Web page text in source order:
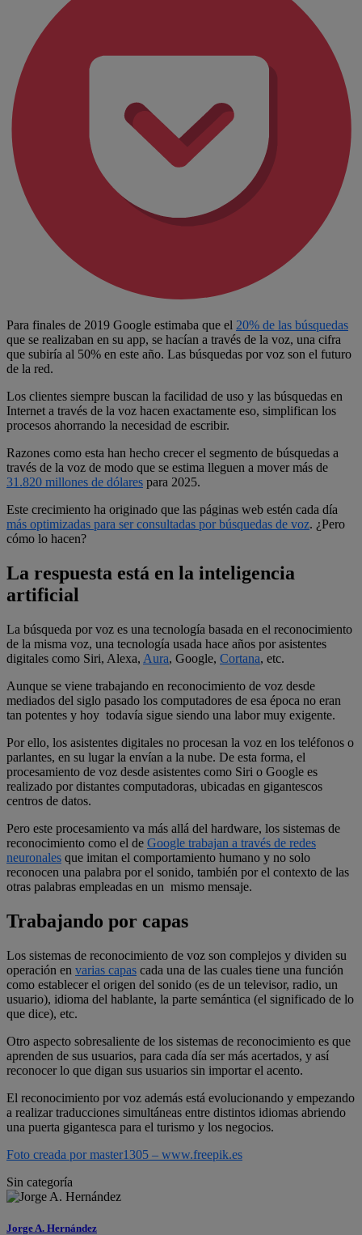
Para finales de 2019 Google estimaba que el 20% de las búsquedas
que se realizaban en su app, se hacían a través de la voz, una cifra
que subiría al 50% en este año. Las búsquedas por voz son el futuro
de la red.
Los clientes siempre buscan la facilidad de uso y las búsquedas en
Internet a través de la voz hacen exactamente eso, simplifican los
procesos ahorrando la necesidad de escribir.
Razones como esta han hecho crecer el segmento de búsquedas a
través de la voz de modo que se estima lleguen a mover más de
31.820 millones de dólares para 2025.
Este crecimiento ha originado que las páginas web estén cada día
más optimizadas para ser consultadas por búsquedas de voz. ¿Pero
cómo lo hacen?
La respuesta está en la inteligencia
artificial
La búsqueda por voz es una tecnología basada en el reconocimiento
de la misma voz, una tecnología usada hace años por asistentes
digitales como Siri, Alexa, Aura, Google, Cortana, etc.
Aunque se viene trabajando en reconocimiento de voz desde
mediados del siglo pasado los computadores de esa época no eran
tan potentes y hoy todavía sigue siendo una labor muy exigente.
Por ello, los asistentes digitales no procesan la voz en los teléfonos o
parlantes, en su lugar la envían a la nube. De esta forma, el
procesamiento de voz desde asistentes como Siri o Google es
realizado por distantes computadoras, ubicadas en gigantescos
centros de datos.
Pero este procesamiento va más allá del hardware, los sistemas de
reconocimiento como el de Google trabajan a través de redes
neuronales que imitan el comportamiento humano y no solo
reconocen una palabra por el sonido, también por el contexto de las
otras palabras empleadas en un mismo mensaje.
Trabajando por capas
Los sistemas de reconocimiento de voz son complejos y dividen su
operación en varias capas cada una de las cuales tiene una función
como establecer el origen del sonido (es de un televisor, radio, un
usuario), idioma del hablante, la parte semántica (el significado de lo
que dice), etc.
Otro aspecto sobresaliente de los sistemas de reconocimiento es que
aprenden de sus usuarios, para cada día ser más acertados, y así
reconocer lo que digan sus usuarios sin importar el acento.
El reconocimiento por voz además está evolucionando y empezando
a realizar traducciones simultáneas entre distintos idiomas abriendo
una puerta gigantesca para el turismo y los negocios.
Foto creada por master1305 – www.freepik.es
Sin categoría
Jorge A. Hernández